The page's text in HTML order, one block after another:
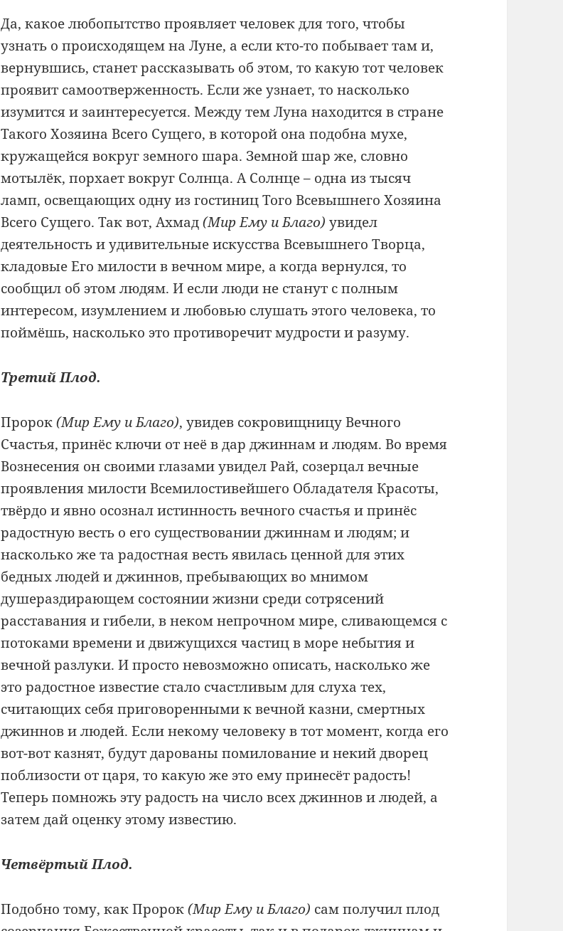
Да, какое любопытство проявляет человек для того, чтобы
узнать о происходящем на Луне, а если кто-то побывает там и,
вернувшись, станет рассказывать об этом, то какую тот человек
проявит самоотверженность. Если же узнает, то насколько
изумится и заинтересуется. Между тем Луна находится в стране
Такого Хозяина Всего Сущего, в которой она подобна мухе,
кружащейся вокруг земного шара. Земной шар же, словно
мотылёк, порхает вокруг Солнца. А Солнце – одна из тысяч
ламп, освещающих одну из гостиниц Того Всевышнего Хозяина
Всего Сущего. Так вот, Ахмад(Мир Ему и Благо) увидел
деятельность и удивительные искусства Всевышнего Творца,
кладовые Его милости в вечном мире, а когда вернулся, то
сообщил об этом людям. И если люди не станут с полным
интересом, изумлением и любовью слушать этого человека, то
поймёшь, насколько это противоречит мудрости и разуму.
Третий Плод.
Пророк(Мир Ему и Благо), увидев сокровищницу Вечного
Счастья, принёс ключи от неё в дар джиннам и людям. Во время
Вознесения он своими глазами увидел Рай, созерцал вечные
проявления милости Всемилостивейшего Обладателя Красоты,
твёрдо и явно осознал истинность вечного счастья и принёс
радостную весть о его существовании джиннам и людям; и
насколько же та радостная весть явилась ценной для этих
бедных людей и джиннов, пребывающих во мнимом
душераздирающем состоянии жизни среди сотрясений
расставания и гибели, в неком непрочном мире, сливающемся с
потоками времени и движущихся частиц в море небытия и
вечной разлуки. И просто невозможно описать, насколько же
это радостное известие стало счастливым для слуха тех,
считающих себя приговоренными к вечной казни, смертных
джиннов и людей. Если некому человеку в тот момент, когда его
вот-вот казнят, будут дарованы помилование и некий дворец
поблизости от царя, то какую же это ему принесёт радость!
Теперь помножь эту радость на число всех джиннов и людей, а
затем дай оценку этому известию.
Четвёртый Плод.
Подобно тому, как Пророк(Мир Ему и Благо) сам получил плод